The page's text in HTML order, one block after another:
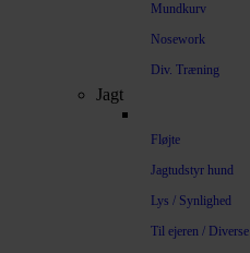
Mundkurv
Nosework
Div. Træning
Jagt
Fløjte
Jagtudstyr hund
Lys / Synlighed
Til ejeren / Diverse